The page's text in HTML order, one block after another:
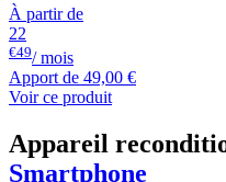
À partir de
22
€49/ mois
Apport de 49,00 €
Voir ce produit
Appareil
Smartphone